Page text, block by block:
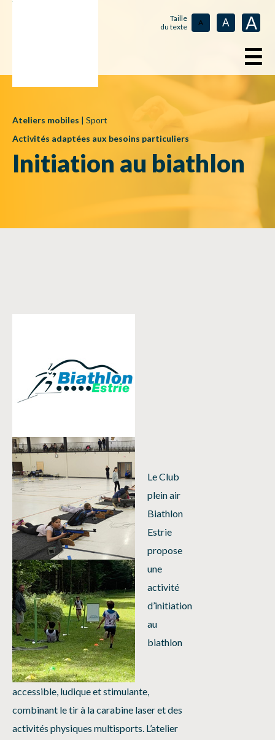
Taille
du texte
A A A
☰
Ateliers mobiles | Sport
Activités adaptées aux besoins particuliers
Initiation au biathlon
Le Club
plein air
Biathlon
Estrie
propose
une
activité
d’initiation
au
biathlon
accessible, ludique et stimulante,
combinant le tir à la carabine laser et des
activités physiques multisports. L’atelier